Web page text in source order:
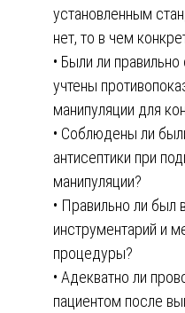
установленным
нет, то в чем
• Были ли
учтены
манипуляции для
• Соблюдены ли
антисептики при
манипуляции?
• Правильно ли был
инструментарий и
процедуры?
• Адекватно ли
пациентом после